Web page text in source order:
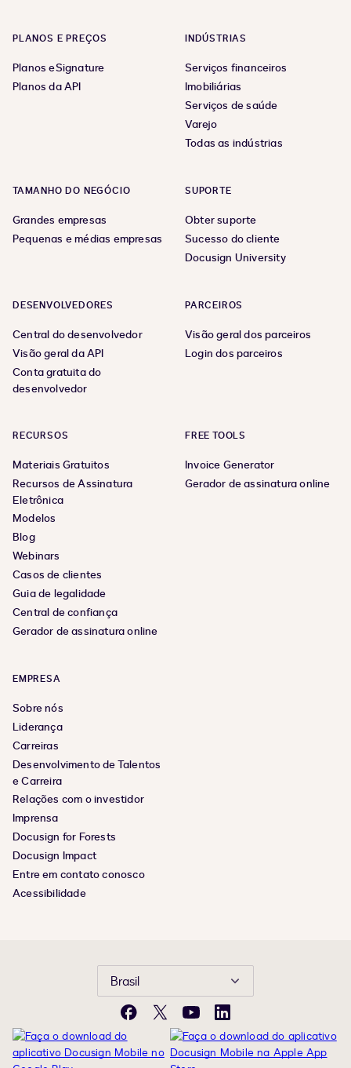
PLANOS E PREÇOS
Planos eSignature
Planos da API
INDÚSTRIAS
Serviços financeiros
Imobiliárias
Serviços de saúde
Varejo
Todas as indústrias
TAMANHO DO NEGÓCIO
Grandes empresas
Pequenas e médias empresas
SUPORTE
Obter suporte
Sucesso do cliente
Docusign University
DESENVOLVEDORES
Central do desenvolvedor
Visão geral da API
Conta gratuita do
desenvolvedor
PARCEIROS
Visão geral dos parceiros
Login dos parceiros
RECURSOS
Materiais Gratuitos
Recursos de Assinatura
Eletrônica
Modelos
Blog
Webinars
Casos de clientes
Guia de legalidade
Central de confiança
Gerador de assinatura online
FREE TOOLS
Invoice Generator
Gerador de assinatura online
EMPRESA
Sobre nós
Liderança
Carreiras
Desenvolvimento de Talentos
e Carreira
Relações com o investidor
Imprensa
Docusign for Forests
Docusign Impact
Entre em contato conosco
Acessibilidade
Brasil
Facebook
X YouTubeLinkedIn